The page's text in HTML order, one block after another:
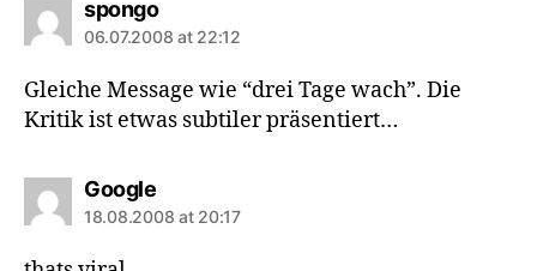
spongosays:
06.07.2008 at 22:12
Gleiche Message wie “drei Tage wach”. Die
Kritik ist etwas subtiler präsentiert…
Googlesays:
18.08.2008 at 20:17